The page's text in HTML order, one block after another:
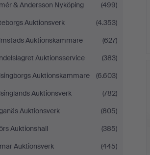
& Andersson Nyköping
(499)
Auktionsverk
(4.353)
Auktionskammare
(627)
Auktionsservice
(383)
Auktionskammare
(6.603)
Auktionsverk
(782)
Auktionsverk
(805)
Auktionshall
(385)
Auktionsverk
(445)